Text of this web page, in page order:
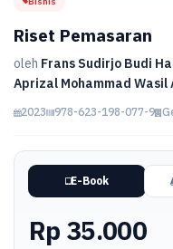
Riset Pemasaran
oleh Frans Sudirjo Budi
Aprizal Mohammad Wasil
2023 978-623-198-077-9
E-Book
Rp 35.000